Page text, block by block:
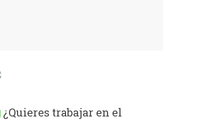
¿Quieres trabajar en el